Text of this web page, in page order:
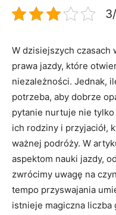
W dzisiejszych‌ czasach
prawa jazdy, które
⁤niezależności. Jednak,
potrzeba, aby ⁤dobrze
pytanie⁣ nurtuje nie ‍tylko
ich rodziny i przyjaciół,
‍ważnej podróży. W
aspektom nauki jazdy,
zwrócimy uwagę na
tempo⁣ przyswajania
istnieje magiczna liczba